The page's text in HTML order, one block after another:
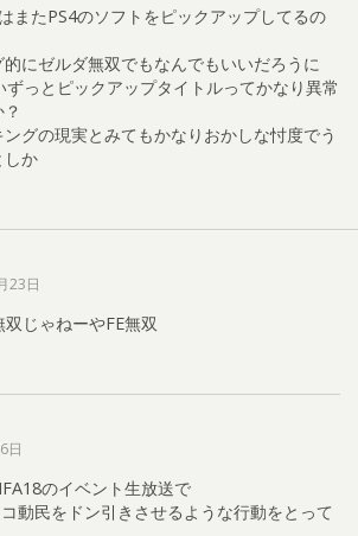
またPS4のソフトをピックアップしてるの
的にゼルダ無双でもなんでもいいだろうに
ずっとピックアップタイトルってかなり異常
グの現実とみてもかなりおかしな忖度でう
しか
23日
双じゃねーやFE無双
日
のイベント生放送で
動民をドン引きさせるような行動をとって